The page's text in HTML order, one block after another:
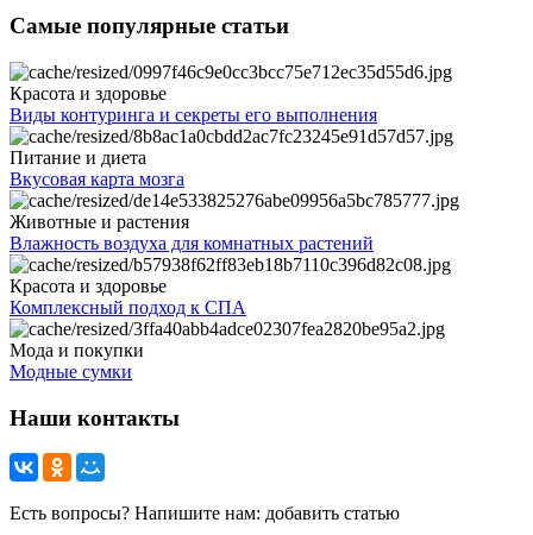
Самые популярные статьи
Красота и здоровье
Виды контуринга и секреты его выполнения
Питание и диета
Вкусовая карта мозга
Животные и растения
Влажность воздуха для комнатных растений
Красота и здоровье
Комплексный подход к СПА
Мода и покупки
Модные сумки
Наши контакты
Есть вопросы? Напишите нам: добавить статью